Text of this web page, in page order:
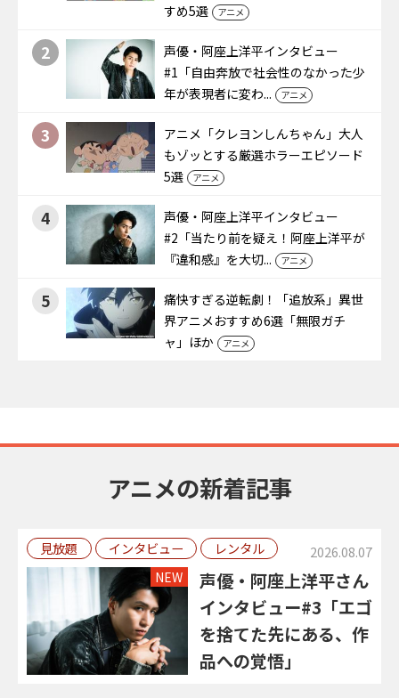
すめ5選
アニメ
2
声優・阿座上洋平インタビュー
#1「自由奔放で社会性のなかった少
年が表現者に変わ...
アニメ
3
アニメ「クレヨンしんちゃん」大人
もゾッとする厳選ホラーエピソード
5選
アニメ
4
声優・阿座上洋平インタビュー
#2「当たり前を疑え！阿座上洋平が
『違和感』を大切...
アニメ
5
痛快すぎる逆転劇！「追放系」異世
界アニメおすすめ6選「無限ガチ
ャ」ほか
アニメ
アニメの新着記事
見放題 インタビュー レンタル 2026.08.07
NEW
声優・阿座上洋平さん
インタビュー#3「エゴ
を捨てた先にある、作
品への覚悟」